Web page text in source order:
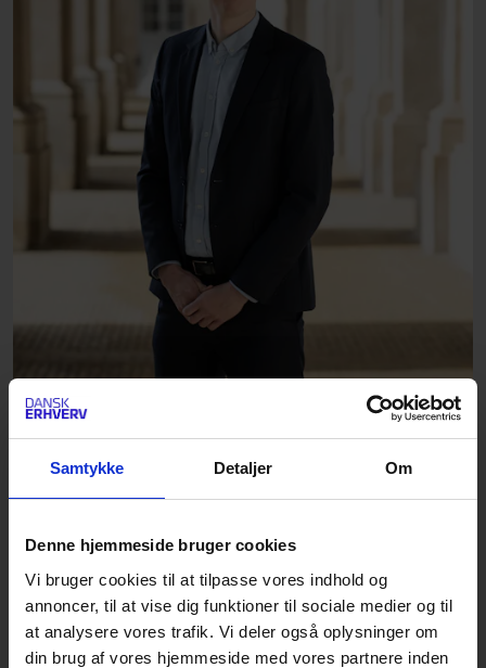
Samtykke Detaljer Om
Denne hjemmeside bruger cookies
Vi bruger cookies til at tilpasse vores indhold og
annoncer, til at vise dig funktioner til sociale medier og til
at analysere vores trafik. Vi deler også oplysninger om
din brug af vores hjemmeside med vores partnere inden
DOWNLOAD